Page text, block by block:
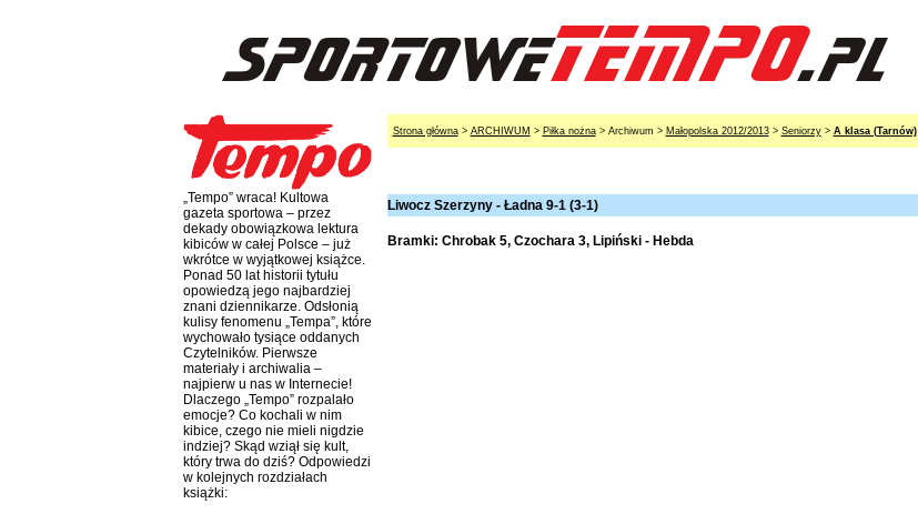
„Tempo” wraca! Kultowa
gazeta sportowa – przez
dekady obowiązkowa lektura
kibiców w całej Polsce – już
wkrótce w wyjątkowej książce.
Ponad 50 lat historii tytułu
opowiedzą jego najbardziej
znani dziennikarze. Odsłonią
kulisy fenomenu „Tempa”, które
wychowało tysiące oddanych
Czytelników. Pierwsze
materiały i archiwalia –
najpierw u nas w Internecie!
Dlaczego „Tempo” rozpalało
emocje? Co kochali w nim
kibice, czego nie mieli nigdzie
indziej? Skąd wziął się kult,
który trwa do dziś? Odpowiedzi
w kolejnych rozdziałach
książki:
Strona główna> ARCHIWUM > Piłka nożna> Archiwum > Małopolska 2012/2013> Seniorzy> A klasa (Tarnów)
Liwocz Szerzyny - Ładna 9-1 (3-1)
Bramki: Chrobak 5, Czochara 3, Lipiński - Hebda